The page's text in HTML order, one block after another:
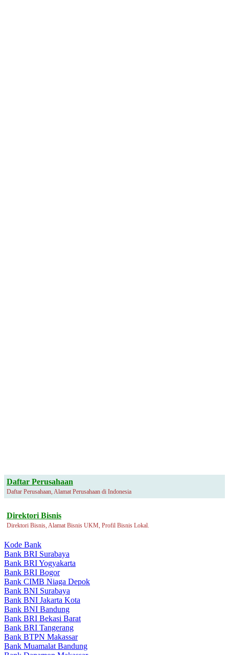
Daftar Perusahaan
Daftar Perusahaan, Alamat Perusahaan di Indonesia
Direktori Bisnis
Direktori Bisnis, Alamat Bisnis UKM, Profil Bisnis Lokal.
Kode Bank
Bank BRI Surabaya
Bank BRI Yogyakarta
Bank BRI Bogor
Bank CIMB Niaga Depok
Bank BNI Surabaya
Bank BNI Jakarta Kota
Bank BNI Bandung
Bank BRI Bekasi Barat
Bank BRI Tangerang
Bank BTPN Makassar
Bank Muamalat Bandung